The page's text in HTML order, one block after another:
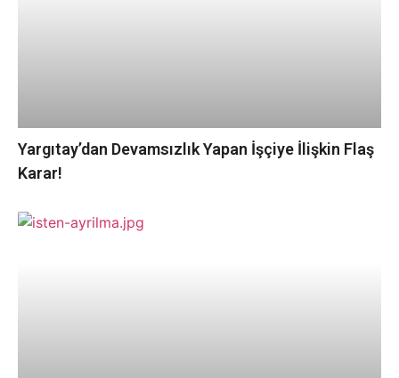
Yargıtay’dan Devamsızlık Yapan İşçiye İlişkin Flaş
Karar!